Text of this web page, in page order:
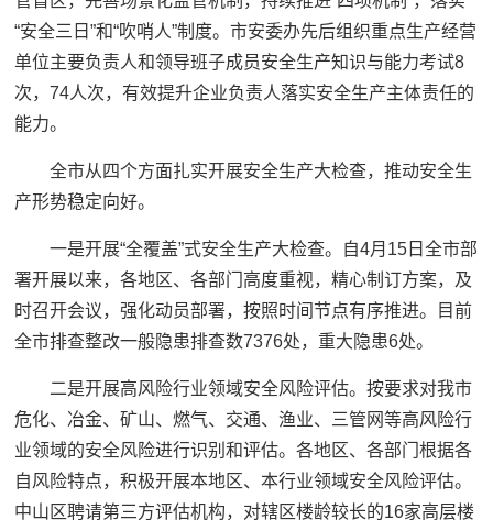
“安全三日”和“吹哨人”制度。市安委办先后组织重点生产经营
单位主要负责人和领导班子成员安全生产知识与能力考试8
次，74人次，有效提升企业负责人落实安全生产主体责任的
能力。
全市从四个方面扎实开展安全生产大检查，推动安全生
产形势稳定向好。
一是开展“全覆盖”式安全生产大检查。自4月15日全市部
署开展以来，各地区、各部门高度重视，精心制订方案，及
时召开会议，强化动员部署，按照时间节点有序推进。目前
全市排查整改一般隐患排查数7376处，重大隐患6处。
二是开展高风险行业领域安全风险评估。按要求对我市
危化、冶金、矿山、燃气、交通、渔业、三管网等高风险行
业领域的安全风险进行识别和评估。各地区、各部门根据各
自风险特点，积极开展本地区、本行业领域安全风险评估。
中山区聘请第三方评估机构，对辖区楼龄较长的16家高层楼